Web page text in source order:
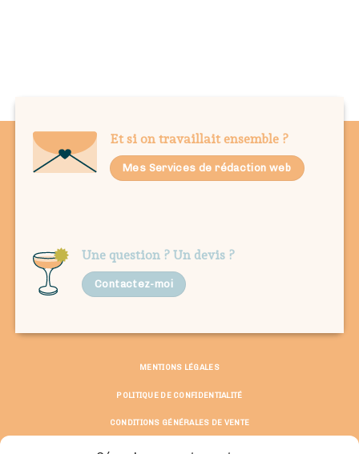
Et si on travaillait ensemble ?
Mes Services de rédaction web
Une question ? Un devis ?
Contactez-moi
MENTIONS LÉGALES
POLITIQUE DE CONFIDENTIALITÉ
CONDITIONS GÉNÉRALES DE VENTE
© Copyright 2026 ©